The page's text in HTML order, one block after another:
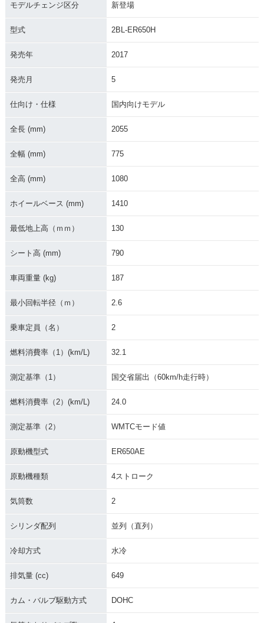
モデルチェンジ区分 新登場
型式 2BL-ER650H
発売年 2017
発売月 5
仕向け・仕様 国内向けモデル
全長 (mm) 2055
全幅 (mm) 775
全高 (mm) 1080
ホイールベース (mm) 1410
最低地上高（ｍｍ） 130
シート高 (mm) 790
車両重量 (kg) 187
最小回転半径（ｍ） 2.6
乗車定員（名） 2
燃料消費率（1）(km/L) 32.1
測定基準（1） 国交省届出（60km/h走行時）
燃料消費率（2）(km/L) 24.0
測定基準（2） WMTCモード値
原動機型式 ER650AE
原動機種類 4ストローク
気筒数 2
シリンダ配列 並列（直列）
冷却方式 水冷
排気量 (cc) 649
カム・バルブ駆動方式 DOHC